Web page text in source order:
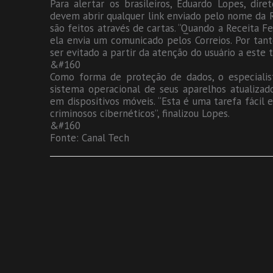
Para alertar os brasileiros, Eduardo Lopes,
devem abrir qualquer link enviado pelo nome da
são feitos através de cartas. “Quando a Receita
ela envia um comunicado pelos Correios. Por
ser evitado a partir da atenção do usuário a este
&#160
Como forma de proteção de dados, o
sistema operacional de seus aparelhos
em dispositivos móveis. “Esta é uma tarefa
criminosos cibernéticos”, finalizou Lopes.
&#160
Fonte: Canal Tech